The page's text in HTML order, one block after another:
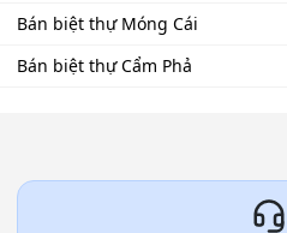
Bán biệt thự Móng Cái
Bán biệt thự Cẩm Phả